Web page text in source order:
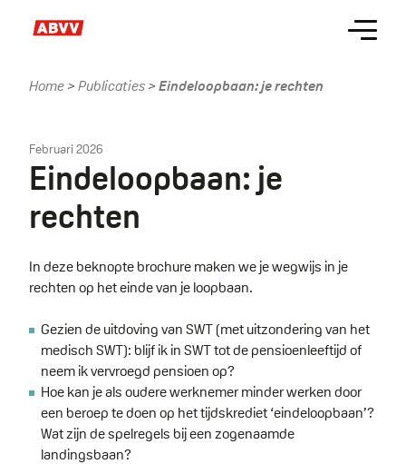
Menu
Home Publicaties Eindeloopbaan: je rechten
Februari 2026
Eindeloopbaan: je
rechten
In deze beknopte brochure maken we je wegwijs in je
rechten op het einde van je loopbaan.
Gezien de uitdoving van SWT (met uitzondering van het
medisch SWT): blijf ik in SWT tot de pensioenleeftijd of
neem ik vervroegd pensioen op?
Hoe kan je als oudere werknemer minder werken door
een beroep te doen op het tijdskrediet ‘eindeloopbaan’?
Wat zijn de spelregels bij een zogenaamde
landingsbaan?